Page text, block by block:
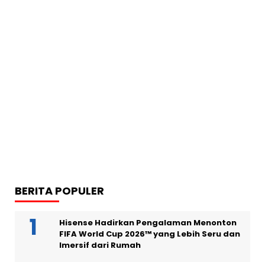
BERITA POPULER
Hisense Hadirkan Pengalaman Menonton
FIFA World Cup 2026™ yang Lebih Seru dan
Imersif dari Rumah